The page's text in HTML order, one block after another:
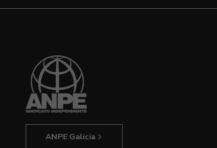
ANPE Galicia